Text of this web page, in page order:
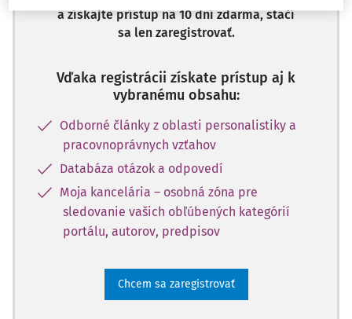
a získajte prístup na 10 dní zdarma, stačí
sa len zaregistrovať.
Vďaka registrácii získate prístup aj k
vybranému obsahu:
Odborné články z oblasti personalistiky a
pracovnoprávnych vzťahov
Databáza otázok a odpovedí
Moja kancelária – osobná zóna pre
sledovanie vašich obľúbených kategórií
portálu, autorov, predpisov
Chcem sa zaregistrovať